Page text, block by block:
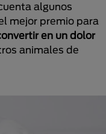
algunos
mejor premio para
en un dolor
animales de